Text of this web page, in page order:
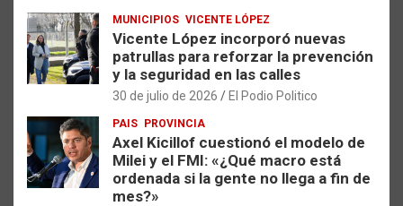
MUNICIPIOS VICENTE LÓPEZ
Vicente López incorporó nuevas
patrullas para reforzar la prevención
y la seguridad en las calles
30 de julio de 2026 El Podio Politico
PAIS PROVINCIA
Axel Kicillof cuestionó el modelo de
Milei y el FMI: «¿Qué macro está
ordenada si la gente no llega a fin de
mes?»